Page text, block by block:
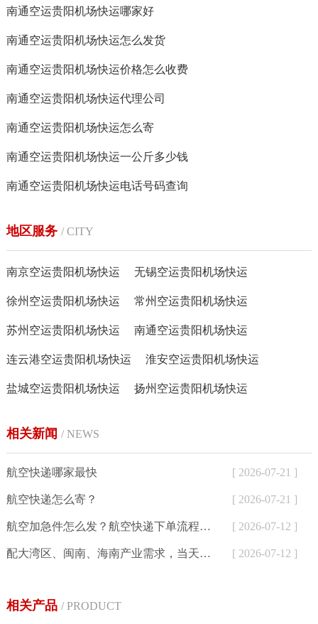
南通空运贵阳机场快运哪家好
南通空运贵阳机场快运怎么发货
南通空运贵阳机场快运价格怎么收费
南通空运贵阳机场快运代理公司
南通空运贵阳机场快运怎么寄
南通空运贵阳机场快运一公斤多少钱
南通空运贵阳机场快运电话号码查询
地区服务 / CITY
南京空运贵阳机场快运 无锡空运贵阳机场快运
徐州空运贵阳机场快运 常州空运贵阳机场快运
苏州空运贵阳机场快运 南通空运贵阳机场快运
连云港空运贵阳机场快运 淮安空运贵阳机场快运
盐城空运贵阳机场快运 扬州空运贵阳机场快运
相关新闻 / NEWS
航空快递哪家最快 [ 2026-07-21 ]
航空快递怎么寄？ [ 2026-07-21 ]
航空加急件怎么发？航空快递下单流程与24小时寄件方式详解 [ 2026-07-12 ]
配大湾区、闽南、海南产业需求，当天达航空快递为外贸、生鲜、制造企业提供加急空运解决方案 [ 2026-07-12 ]
相关产品 / PRODUCT